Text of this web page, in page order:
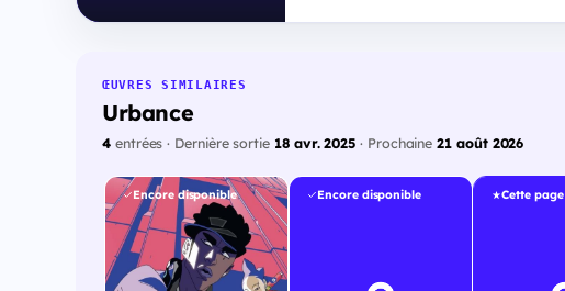
ŒUVRES SIMILAIRES
Urbance
4entrées · Dernière sortie 18 avr. 2025 · Prochaine21 août 2026
Encore disponible Encore disponible Cette page